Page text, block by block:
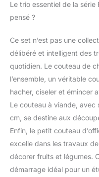
Le trio essentiel de la
pensé ?
Ce set n’est pas une
délibéré et intelligent des
quotidien. Le couteau de
l’ensemble, un véritable
hacher, ciseler et émincer
Le couteau à viande, avec
cm, se destine aux
Enfin, le petit couteau
excelle dans les travaux
décorer fruits et légumes.
démarrage idéal pour un